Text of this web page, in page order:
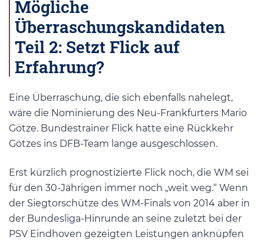
Mögliche
Überraschungskandidaten
Teil 2: Setzt Flick auf
Erfahrung?
Eine Überraschung, die sich ebenfalls nahelegt,
wäre die Nominierung des Neu-Frankfurters Mario
Götze. Bundestrainer Flick hatte eine Rückkehr
Götzes ins DFB-Team lange ausgeschlossen.
Erst kürzlich prognostizierte Flick noch, die WM sei
für den 30-Jährigen immer noch „weit weg.“ Wenn
der Siegtorschütze des WM-Finals von 2014 aber in
der Bundesliga-Hinrunde an seine zuletzt bei der
PSV Eindhoven gezeigten Leistungen anknüpfen